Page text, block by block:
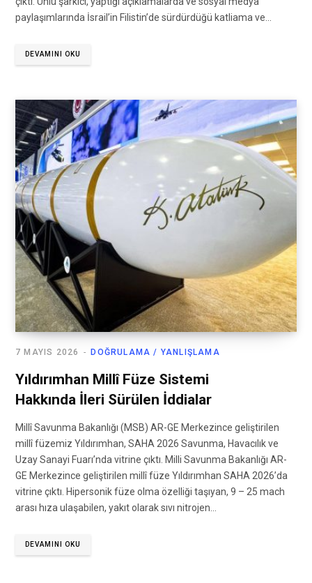
paylaşımlarında İsrail’in Filistin’de sürdürdüğü katliama ve…
DEVAMINI OKU
DOĞRULAMA / YANLIŞLAMA
7 MAYIS 2026
Yıldırımhan Millî Füze Sistemi
Hakkında İleri Sürülen İddialar
Millî Savunma Bakanlığı (MSB) AR-GE Merkezince geliştirilen
millî füzemiz Yıldırımhan, SAHA 2026 Savunma, Havacılık ve
Uzay Sanayi Fuarı’nda vitrine çıktı. Milli Savunma Bakanlığı AR-
GE Merkezince geliştirilen millî füze Yıldırımhan SAHA 2026’da
vitrine çıktı. Hipersonik füze olma özelliği taşıyan, 9 – 25 mach
arası hıza ulaşabilen, yakıt olarak sıvı nitrojen…
DEVAMINI OKU